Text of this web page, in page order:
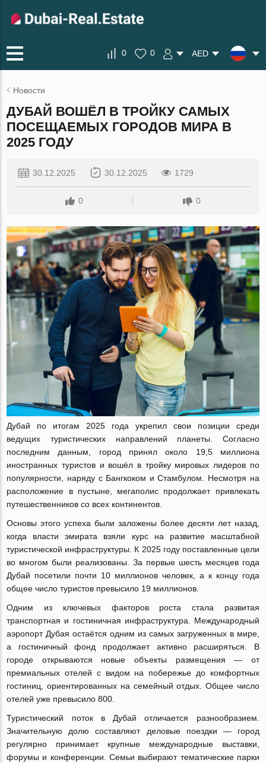
0 0 AED
Новости
ДУБАЙ ВОШЁЛ В ТРОЙКУ САМЫХ
ПОСЕЩАЕМЫХ ГОРОДОВ МИРА В
2025 ГОДУ
30.12.2025 30.12.2025 1729
0 0
Дубай по итогам 2025 года укрепил свои позиции среди
ведущих туристических направлений планеты. Согласно
последним данным, город принял около 19,5 миллиона
иностранных туристов и вошёл в тройку мировых лидеров по
популярности, наряду с Бангкоком и Стамбулом. Несмотря на
расположение в пустыне, мегаполис продолжает привлекать
путешественников со всех континентов.
Основы этого успеха были заложены более десяти лет назад,
когда власти эмирата взяли курс на развитие масштабной
туристической инфраструктуры. К 2025 году поставленные цели
во многом были реализованы. За первые шесть месяцев года
Дубай посетили почти 10 миллионов человек, а к концу года
общее число туристов превысило 19 миллионов.
Одним из ключевых факторов роста стала развитая
транспортная и гостиничная инфраструктура. Международный
аэропорт Дубая остаётся одним из самых загруженных в мире,
а гостиничный фонд продолжает активно расширяться. В
городе открываются новые объекты размещения — от
премиальных отелей с видом на побережье до комфортных
гостиниц, ориентированных на семейный отдых. Общее число
отелей уже превысило 800.
Туристический поток в Дубай отличается разнообразием.
Значительную долю составляют деловые поездки — город
регулярно принимает крупные международные выставки,
форумы и конференции. Семьи выбирают тематические парки